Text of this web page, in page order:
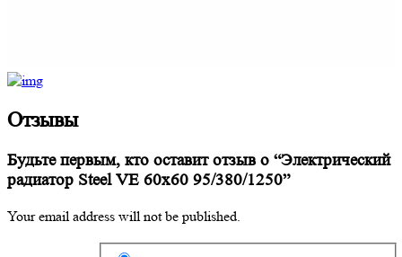
Отзывы
Будьте первым, кто оставит отзыв о “Электрический
радиатор Steel VE 60х60 95/380/1250”
Your email address will not be published.